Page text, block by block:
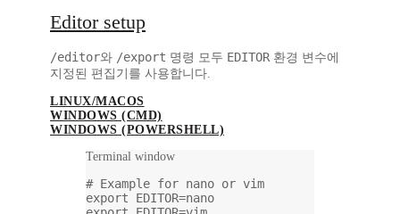
Editor setup
/editor와 /export 명령 모두 EDITOR 환경 변수에
지정된 편집기를 사용합니다.
LINUX/MACOS
WINDOWS (CMD)
WINDOWS (POWERSHELL)
Terminal window
# Example for nano or vim
export EDITOR=nano